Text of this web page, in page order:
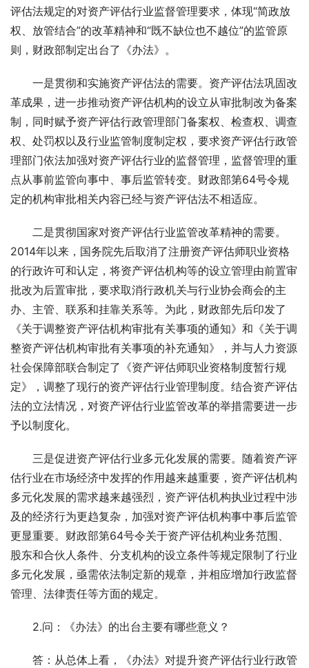
评估法规定的对资产评估行业监督管理要求，体现“简政放
权、放管结合”的改革精神和“既不缺位也不越位”的监管原
则，财政部制定出台了《办法》。
一是贯彻和实施资产评估法的需要。资产评估法巩固改
革成果，进一步推动资产评估机构的设立从审批制改为备案
制，同时赋予资产评估行政管理部门备案权、检查权、调查
权、处罚权以及行业监管制度制定权，要求资产评估行政管
理部门依法加强对资产评估行业的监督管理，监督管理的重
点从事前监管向事中、事后监管转变。财政部第64号令规
定的机构审批相关内容已经与资产评估法不相适应。
二是贯彻国家对资产评估行业监管改革精神的需要。
2014年以来，国务院先后取消了注册资产评估师职业资格
的行政许可和认定，将资产评估机构等的设立管理由前置审
批改为后置审批，要求取消行政机关与行业协会商会的主
办、主管、联系和挂靠关系等。为此，财政部先后印发了
《关于调整资产评估机构审批有关事项的通知》和《关于调
整资产评估机构审批有关事项的补充通知》，并与人力资源
社会保障部联合制定了《资产评估师职业资格制度暂行规
定》，调整了现行的资产评估行业管理制度。结合资产评估
法的立法情况，对资产评估行业监管改革的举措需要进一步
予以制度化。
三是促进资产评估行业多元化发展的需要。随着资产评
估行业在市场经济中发挥的作用越来越重要，资产评估机构
多元化发展的需求越来越强烈，资产评估机构执业过程中涉
及的经济行为更趋复杂，加强对资产评估机构事中事后监管
更显重要。财政部第64号令关于资产评估机构业务范围、
股东和合伙人条件、分支机构的设立条件等规定限制了行业
多元化发展，亟需依法制定新的规章，并相应增加行政监督
管理、法律责任等方面的规定。
2.问：《办法》的出台主要有哪些意义？
答：从总体上看，《办法》对提升资产评估行业行政管